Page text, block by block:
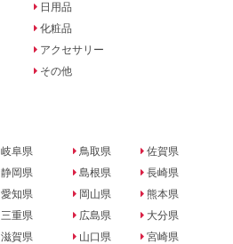
日用品
化粧品
アクセサリー
その他
岐阜県
静岡県
愛知県
三重県
滋賀県
鳥取県
島根県
岡山県
広島県
山口県
佐賀県
長崎県
熊本県
大分県
宮崎県